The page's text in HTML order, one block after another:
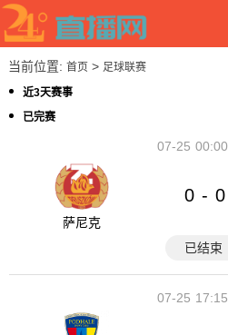
当前位置: 首页> 足球联赛
近3天赛事
已完赛
00:00
07-25
萨尼克
0 - 0
已结束
17:15
07-25